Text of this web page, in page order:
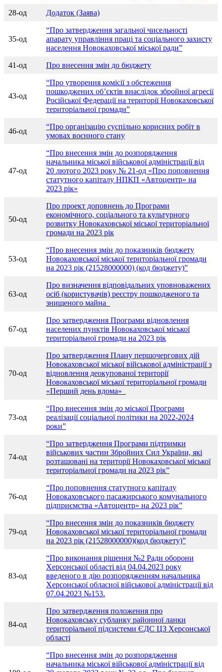
28-од Додаток (Заява)
35-од
“Про затвердження загальної чисельності
апарату управління праці та соціального захисту
населення Новокаховської міської ради”
41-од Про внесення змін до бюджету
43-од
“Про утворення комісії з обстеження
пошкоджених об’єктів внаслідок збройної агресії
Російської Федерації на території Новокаховської
територіальної громади”
46-од
“Про організацію суспільно корисних робіт в
умовах воєнного стану
47-од
“Про внесення змін до розпорядження
начальника міської військової адміністрації від
20 лютого 2023 року № 21-од «Про поповнення
статутного капіталу НПКП «Автоцентр» на
2023 рік»
50-од
Про проект доповнень до Програми
економічного, соціального та культурного
розвитку Новокаховської міської територіальної
громади на 2023 рік
53-од
“Про внесення змін до показників бюджету
Новокаховської міської територіальної громади
на 2023 рік (21528000000) (код бюджету)”
63-од
Про визначення відповідальних уповноважених
осіб (користувачів) реєстру пошкодженого та
знищеного майна
67-од
Про затвердження Програми відновлення
населених пунктів Новокаховської міської
територіальної громади на 2023 рік
70-од
Про затвердження Плану першочергових дій
Новокаховської міської військової адміністрації з
відновлення деокупованої території
Новокаховської міської територіальної громади
«Перший день вдома»
73-од
“Про внесення змін до міської Програми
реалізації соціальної політики на 2022-2024
роки”
74-од
“Про затвердження Програми підтримки
військових частин Збройних Сил України, які
розташовані на території Новокаховської міської
територіальної громади на 2023 рік”
76-од
“Про поповнення статутного капіталу
Новокаховського пасажирського комунального
підприємства «Автоцентр» на 2023 рік”
79-од
“Про внесення змін до показників бюджету
Новокаховської міської територіальної громади
на 2023 рік (21528000000)(код бюджету)”
83-од
“Про виконання рішення №2 Ради оборони
Херсонської області від 04.04.2023 року
введеного в дію розпорядженням начальника
Херсонської обласної військової адміністрації від
07.04.2023 №153.
84-од
Про затвердження положення про
Новокаховську субланку районної ланки
територіальної підсистеми ЄДС ЦЗ Херсонської
області
“Про внесення змін до розпорядження
начальника міської військової адміністрації від